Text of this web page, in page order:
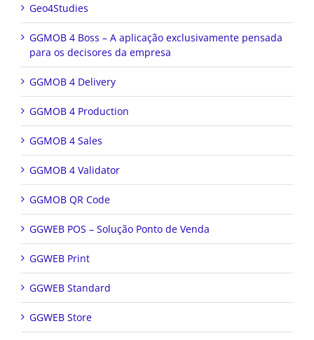
Geo4Studies
GGMOB 4 Boss – A aplicação exclusivamente pensada
para os decisores da empresa
GGMOB 4 Delivery
GGMOB 4 Production
GGMOB 4 Sales
GGMOB 4 Validator
GGMOB QR Code
GGWEB POS – Solução Ponto de Venda
GGWEB Print
GGWEB Standard
GGWEB Store